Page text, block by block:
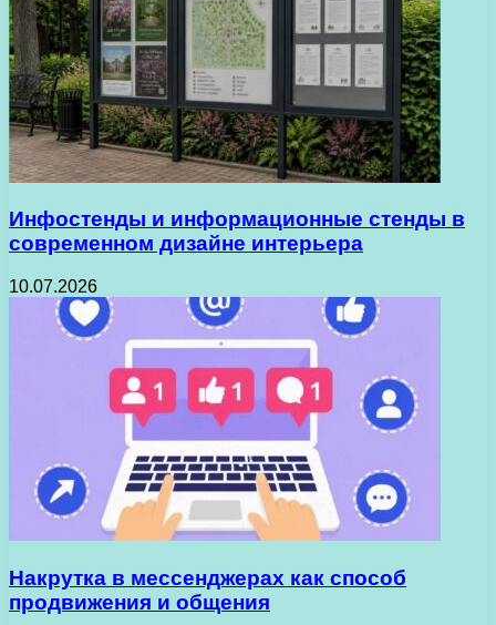
Инфостенды и информационные стенды в
современном дизайне интерьера
10.07.2026
Накрутка в мессенджерах как способ
продвижения и общения